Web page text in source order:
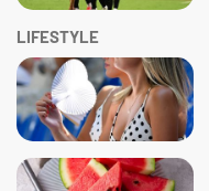
LIFESTYLE